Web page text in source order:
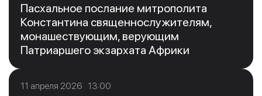
Пасхальное послание митрополита
Константина священнослужителям,
монашествующим, верующим
Патриаршего экзархата Африки
11 апреля 2026 13:00